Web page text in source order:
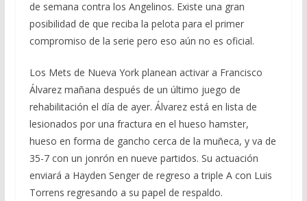
de semana contra los Angelinos. Existe una gran
posibilidad de que reciba la pelota para el primer
compromiso de la serie pero eso aún no es oficial.
Los Mets de Nueva York planean activar a Francisco
Álvarez mañana después de un último juego de
rehabilitación el día de ayer. Álvarez está en lista de
lesionados por una fractura en el hueso hamster,
hueso en forma de gancho cerca de la muñeca, y va de
35-7 con un jonrón en nueve partidos. Su actuación
enviará a Hayden Senger de regreso a triple A con Luis
Torrens regresando a su papel de respaldo.